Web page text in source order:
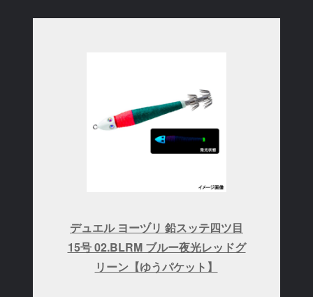
デュエル ヨーヅリ 鉛スッテ四ツ目
15号 02.BLRM ブルー夜光レッドグ
リーン【ゆうパケット】